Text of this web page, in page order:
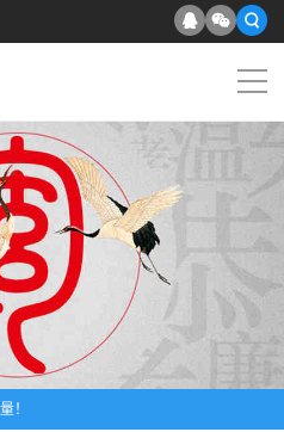
！